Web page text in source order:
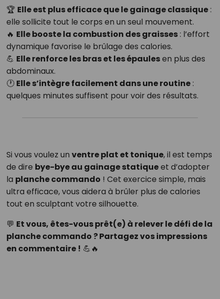
🏆 Elle est plus efficace que le gainage classique:
elle sollicite tout le corps en un seul mouvement.
🔥 Elle booste la combustion des graisses: l’effort
dynamique favorise le brûlage des calories.
💪 Elle renforce les bras et les épaulesen plus des
abdominaux.
🕐 Elle s’intègre facilement dans une routine:
quelques minutes suffisent pour voir des résultats.
Si vous voulez un ventre plat et tonique, il est temps
de dire bye-bye au gainage statiqueet d’adopter
la planche commando ! Cet exercice simple, mais
ultra efficace, vous aidera à brûler plus de calories
tout en sculptant votre silhouette.
💬 Et vous, êtes-vous prêt(e) à relever le défi de la
planche commando ? Partagez vos impressions
en commentaire ! 💪🔥